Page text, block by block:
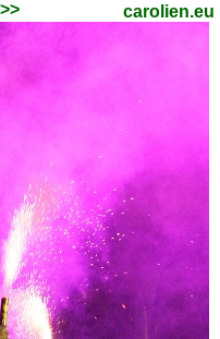
>> carolien.eu